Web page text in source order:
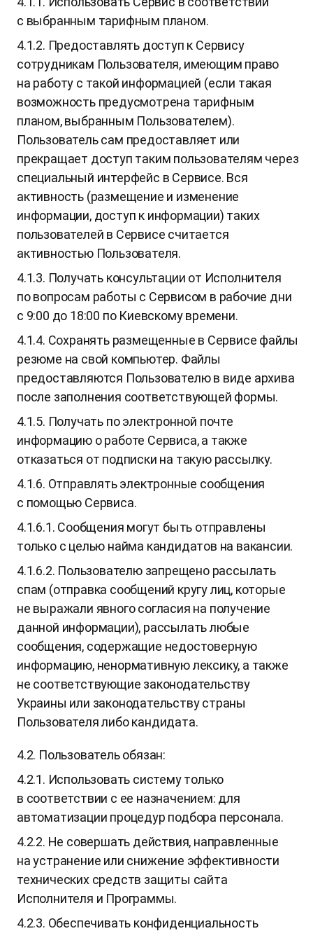
с выбранным тарифным планом.
4.1.2. Предоставлять доступ к Сервису
сотрудникам Пользователя, имеющим право
на работу с такой информацией (если такая
возможность предусмотрена тарифным
планом, выбранным Пользователем).
Пользователь сам предоставляет или
прекращает доступ таким пользователям через
специальный интерфейс в Сервисе. Вся
активность (размещение и изменение
информации, доступ к информации) таких
пользователей в Сервисе считается
активностью Пользователя.
4.1.3. Получать консультации от Исполнителя
по вопросам работы с Сервисом в рабочие дни
с 9:00 до 18:00 по Киевскому времени.
4.1.4. Сохранять размещенные в Сервисе файлы
резюме на свой компьютер. Файлы
предоставляются Пользователю в виде архива
после заполнения соответствующей формы.
4.1.5. Получать по электронной почте
информацию о работе Сервиса, а также
отказаться от подписки на такую рассылку.
4.1.6. Отправлять электронные сообщения
с помощью Сервиса.
4.1.6.1. Сообщения могут быть отправлены
только с целью найма кандидатов на вакансии.
4.1.6.2. Пользователю запрещено рассылать
спам (отправка сообщений кругу лиц, которые
не выражали явного согласия на получение
данной информации), рассылать любые
сообщения, содержащие недостоверную
информацию, ненормативную лексику, а также
не соответствующие законодательству
Украины или законодательству страны
Пользователя либо кандидата.
4.2. Пользователь обязан:
4.2.1. Использовать систему только
в соответствии с ее назначением: для
автоматизации процедур подбора персонала.
4.2.2. Не совершать действия, направленные
на устранение или снижение эффективности
технических средств защиты сайта
Исполнителя и Программы.
4.2.3. Обеспечивать конфиденциальность